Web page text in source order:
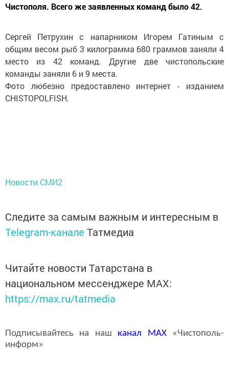
Чистополя. Всего же заявленных команд было 42.
Сергей Петрухин с напарником Игорем Гатиным с
общим весом рыб 3 килограмма 680 граммов заняли 4
место из 42 команд. Другие две чистопольские
команды заняли 6 и 9 места.
Фото любезно предоставлено интернет - изданием
CHISTOPOLFISH.
Новости СМИ2
Следите за самым важным и интересным в
Telegram-канале Татмедиа
Читайте новости Татарстана в
национальном мессенджере MАХ:
https://max.ru/tatmedia
Подписывайтесь на наш канал MAX«Чистополь-
информ»